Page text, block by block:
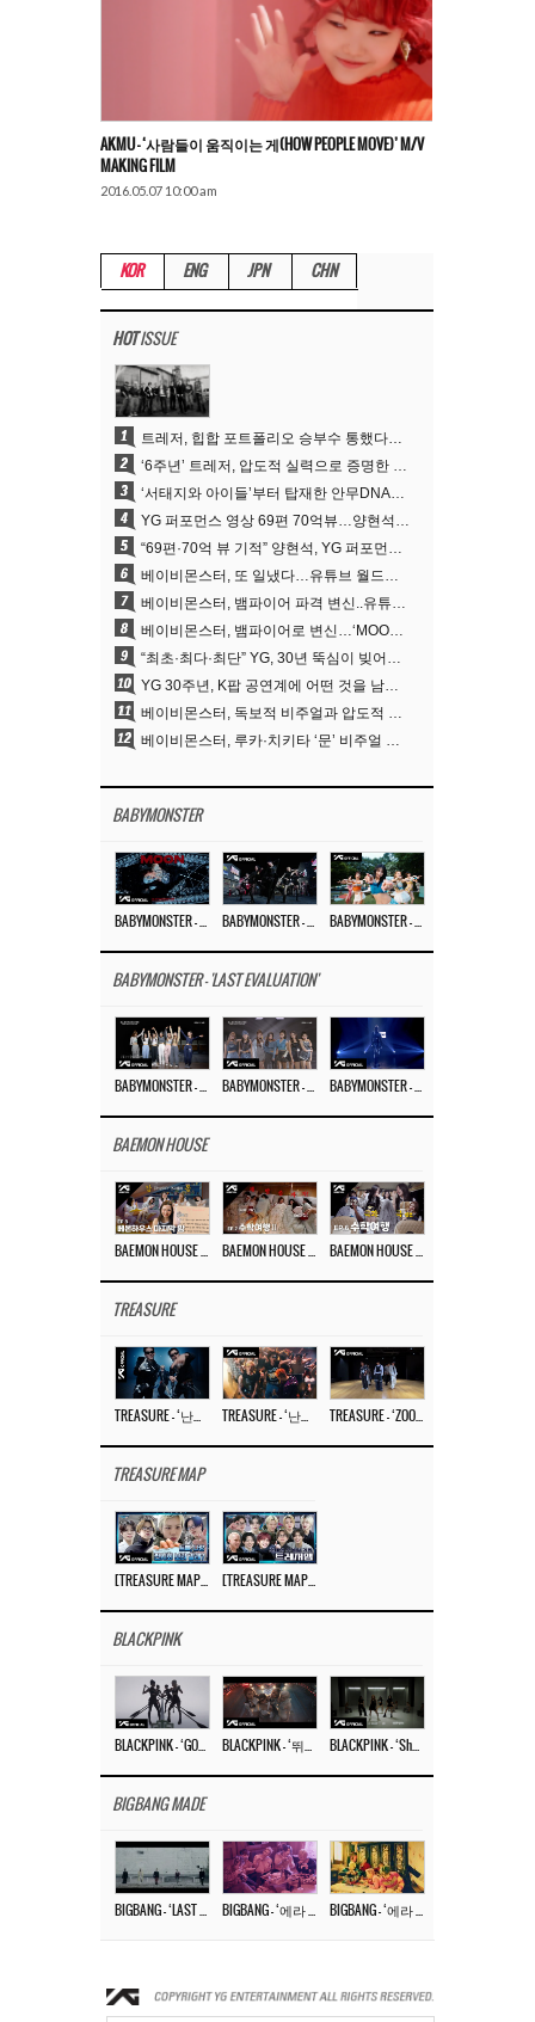
AKMU – ‘사람들이 움직이는 게(HOW PEOPLE MOVE)’ M/V
MAKING FILM
2016.05.07 10:00 am
KOR ENG JPN CHN
HOTISSUE
1 트레저, 힙합 포트폴리오 승부수 통했다…데뷔 6주년 새 도약
2 ‘6주년’ 트레저, 압도적 실력으로 증명한 ‘YG의 보물’ 진가
3 ‘서태지와 아이들’부터 탑재한 안무DNA…양현석, YG 퍼포먼스 비디오 70억 뷰 신화의 시작
4 YG 퍼포먼스 영상 69편 70억뷰…양현석 제작 철학 통했다
5 “69편·70억 뷰 기적” 양현석, YG 퍼포먼스 비디오 100% 직접 만든 이유
6 베이비몬스터, 또 일냈다…유튜브 월드와이드 1위
7 베이비몬스터, 뱀파이어 파격 변신..유튜브 트렌딩 1위 직행
8 베이비몬스터, 뱀파이어로 변신…‘MOON’으로 찍은 3개월 프로젝트
9 “최초·최다·최단” YG, 30년 뚝심이 빚어낸 K팝 투어의 새 지평
10 YG 30주년, K팝 공연계에 어떤 것을 남겼나
11 베이비몬스터, 독보적 비주얼과 압도적 소화력..’MOON’
12 베이비몬스터, 루카·치키타 ‘문’ 비주얼 공개…절제된 카리스마·유니크 비주얼
BABYMONSTER
BABYMONSTER - 'LAST EVALUATION'
BAEMON HOUSE
TREASURE
TREASURE MAP
BLACKPINK
BIGBANG MADE